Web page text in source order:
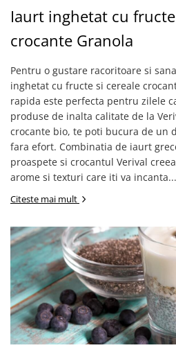
Iaurt inghetat cu
crocante Granola
Pentru o gustare racoritoare si
inghetat cu fructe si cereale
rapida este perfecta pentru zilele
produse de inalta calitate de la
crocante bio, te poti bucura de un
fara efort. Combinatia de iaurt
proaspete si crocantul Verival
arome si texturi care iti va incanta...
Citeste mai mult